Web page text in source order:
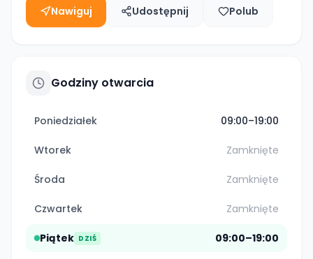
Nawiguj Udostępnij Polub
Godziny otwarcia
Poniedziałek 09:00–19:00
Wtorek Zamknięte
Środa Zamknięte
Czwartek Zamknięte
Piątek DZIŚ 09:00–19:00